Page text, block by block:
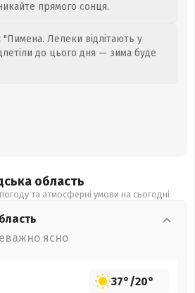
прямого сонця.
"Пимена. Лелеки відлітають у
до цього дня — зима буде
область
та атмосферні умови на сьогодні
ясно
37°/20°